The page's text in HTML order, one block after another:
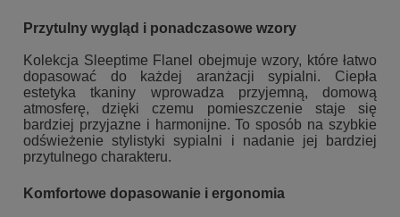
Przytulny wygląd i ponadczasowe wzory
Kolekcja Sleeptime Flanel obejmuje wzory, które łatwo
dopasować do każdej aranżacji sypialni. Ciepła
estetyka tkaniny wprowadza przyjemną, domową
atmosferę, dzięki czemu pomieszczenie staje się
bardziej przyjazne i harmonijne. To sposób na szybkie
odświeżenie stylistyki sypialni i nadanie jej bardziej
przytulnego charakteru.
Komfortowe dopasowanie i ergonomia